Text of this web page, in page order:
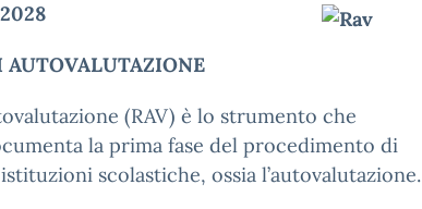
AUTOVALUTAZIONE
(RAV) è lo strumento che
la prima fase del procedimento di
scolastiche, ossia l’autovalutazione.